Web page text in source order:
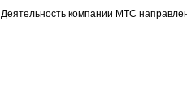
Деятельность компании МТС